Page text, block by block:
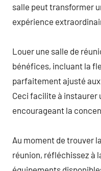
salle peut transformer
expérience
Louer une salle de
bénéfices, incluant la
parfaitement ajusté
Ceci facilite à instaurer
encourageant la
Au moment de trouver
réunion, réfléchissez à